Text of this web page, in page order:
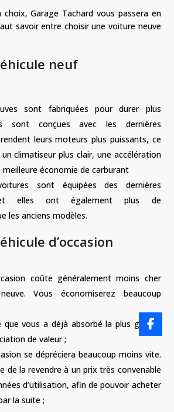
Garage Tachard vous passera en
savoirentre choisir une voiture neuve
neuf
sont fabriquées pour durer plus
sont conçues avec les dernières
leurs moteurs plus puissants, ce
climatiseur plus clair, une accélération
meilleure économie de carburant
sont équipées des dernières
et elles ont également plus de
les anciens modèles.
d’occasion
coûte généralement moins cher
Vous économiserez beaucoup
que vous a déjà absorbé la plus grande
de valeur ;
se dépréciera beaucoup moins vite.
de la revendre à un prix très convenable
d’utilisation, afin de pouvoir acheter
la suite ;